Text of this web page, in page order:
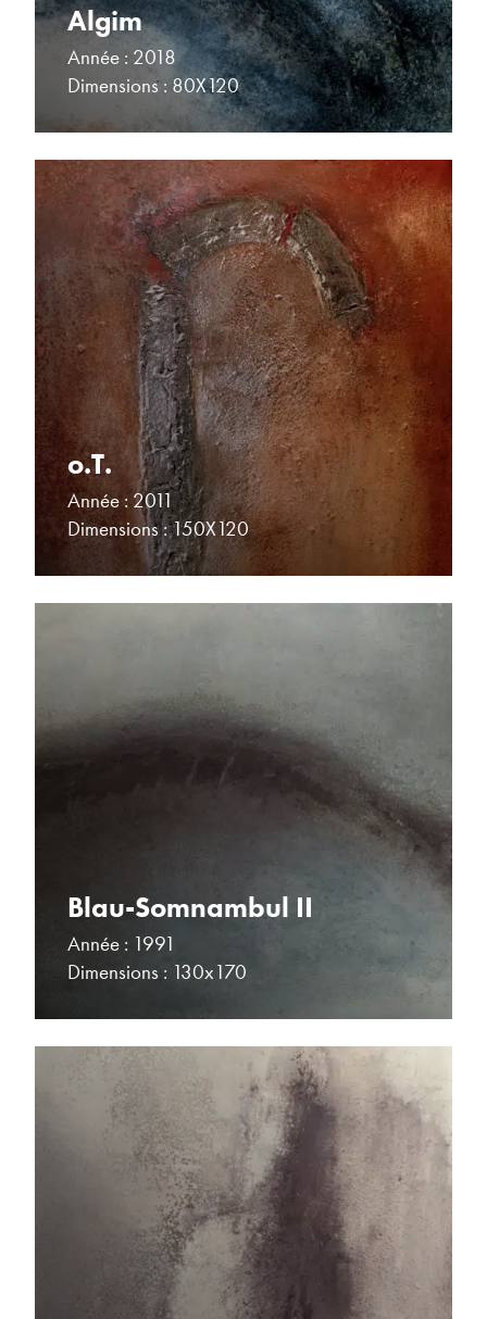
Algim
Année : 2018
Dimensions : 80X120
o.T.
Année : 2011
Dimensions : 150X120
Blau-Somnambul II
Année : 1991
Dimensions : 130x170